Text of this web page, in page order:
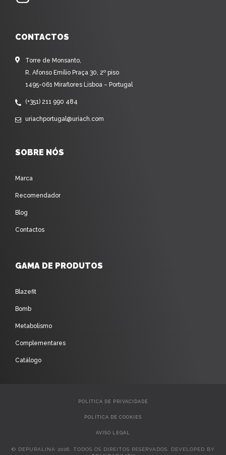
CONTACTOS
Torre de Monsanto,
R. Afonso Emílio Praça 30, 2º piso
1495-061 Miraflores Lisboa – Portugal
(+351) 211 990 484
uriachportugal@uriach.com
SOBRE NÓS
Marca
Recomendador
Blog
Contactos
GAMA DE PRODUTOS
Blazefit
Bomb
Metabolismo
Complementares
Catálogo
© DEPURALINA 2026. TODOS OS DIREITOS RESERVADOS. DEVELOPED BY
POLÍTICA DE PRIVACIDADE
POLÍTICA DE COOKIES
AVISO LEGAL